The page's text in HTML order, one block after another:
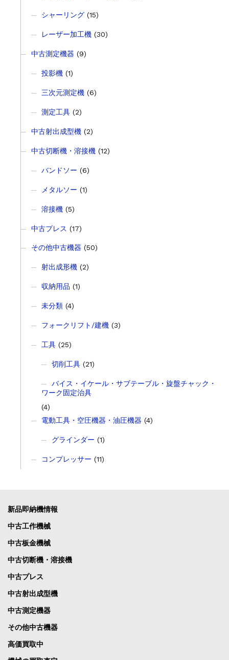
シャーリング(15)
レーザー加工機(30)
中古測定機器 (9)
投影機(1)
三次元測定機(6)
測定工具(2)
中古射出成型機(2)
中古切断機・溶接機(12)
バンドソー (6)
メタルソー (1)
溶接機(5)
中古プレス (17)
その他中古機器 (50)
射出成形機(2)
収納用品 (1)
未分類(4)
フォークリフト/建機(3)
工具(25)
切削工具(21)
バイス・イケール・サブテーブル・旋盤チャック・
ワーク固定治具
(4)
電動工具・空圧機器・油圧機器 (4)
グラインダー (1)
コンプレッサー (11)
新品即納機情報
中古工作機械
中古板金機械
中古切断機・溶接機
中古プレス
中古射出成型機
中古測定機器
その他中古機器
高価買取中